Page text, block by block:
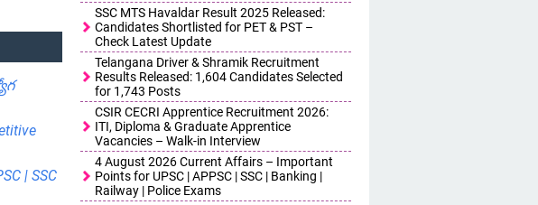
| SSC
SSC MTS Havaldar Result 2025 Released:
Candidates Shortlisted for PET & PST –
Check Latest Update
Telangana Driver & Shramik Recruitment
Results Released: 1,604 Candidates Selected
for 1,743 Posts
CSIR CECRI Apprentice Recruitment 2026:
ITI, Diploma & Graduate Apprentice
Vacancies – Walk-in Interview
4 August 2026 Current Affairs – Important
Points for UPSC | APPSC | SSC | Banking |
Railway | Police Exams